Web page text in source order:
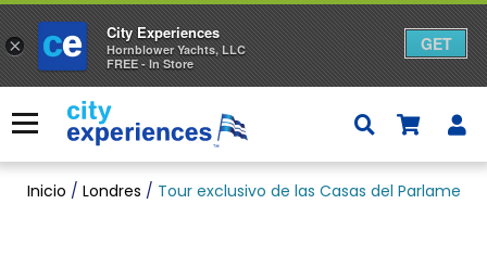
contenido
Menú
Inicio / Londres / Tour exclusivo de las Casas del
×
City Experiences
Hornblower Yachts, LLC
FREE - In Store
GET